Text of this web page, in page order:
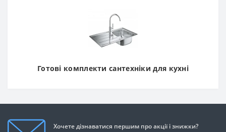
Готові комплекти сантехніки для кухні
Хочете дізнаватися першим про акції і знижки?